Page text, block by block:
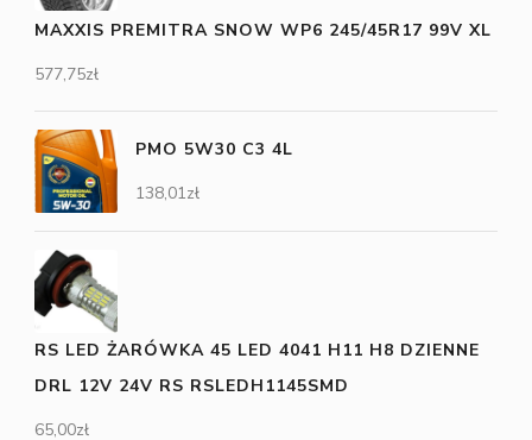
MAXXIS PREMITRA SNOW WP6 245/45R17 99V XL
577,75zł
PMO 5W30 C3 4L
138,01zł
RS LED ŻARÓWKA 45 LED 4041 H11 H8 DZIENNE
DRL 12V 24V RS RSLEDH1145SMD
65,00zł